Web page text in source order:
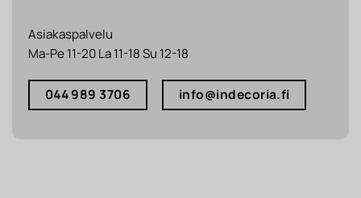
Asiakaspalvelu
Ma-Pe 11-20 La 11-18 Su 12-18
044 989 3706 info@indecoria.fi